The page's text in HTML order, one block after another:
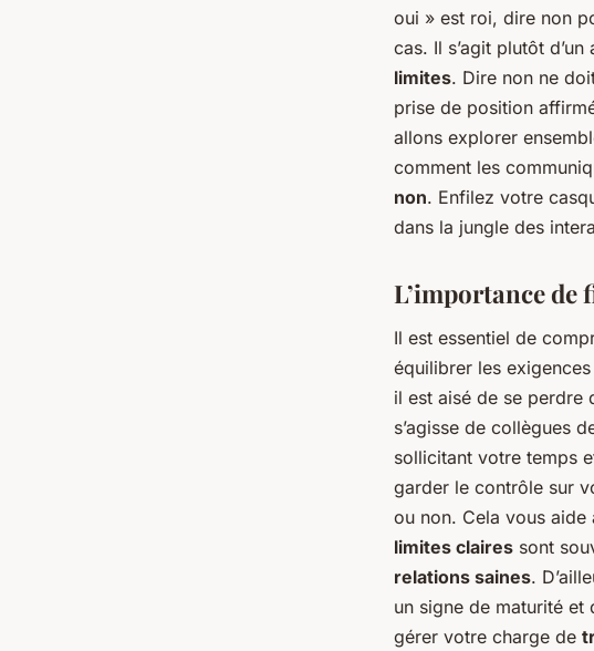
oui » est roi, dire non
cas. Il s’agit plutôt d’un
limites. Dire non ne
prise de position
allons explorer
comment les
non. Enfilez votre
dans la jungle des
L’importance de
Il est essentiel de
équilibrer les
il est aisé de se perdre
s’agisse de collègues
sollicitant votre temps
garder le contrôle sur
ou non. Cela vous
limites claires sont
relations saines.
un signe de maturité
gérer votre charge de